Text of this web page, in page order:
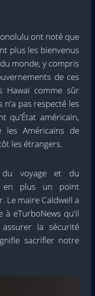
ont noté que
plus les bienvenus
monde, y compris
de ces
Hawaï comme sûr
pas respecté les
qu'État américain,
les Américains de
les étrangers.
du voyage et du
en plus un point
Le maire Caldwell a
à eTurboNews qu'il
la sécurité
sacrifier notre